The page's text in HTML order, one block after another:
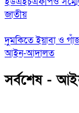
জাতীয়
দুমকিতে ইয়াবা ও
আইন-আদালত
সর্বশেষ -